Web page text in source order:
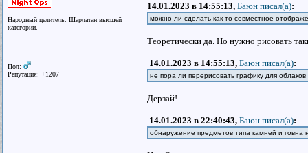
Народный целитель. Шарлатан высшей
категории.
Пол:
Репутация: +1207
14.01.2023 в 14:55:13, Баюн писал(a):
можно ли сделать как-то совместное
Теоретически да. Но нужно рисовать
14.01.2023 в 14:55:13, Баюн писал(a):
не пора ли перерисовать графику для облаков
Дерзай!
14.01.2023 в 22:40:43, Баюн писал(a):
обнаружение предметов типа камней и говна